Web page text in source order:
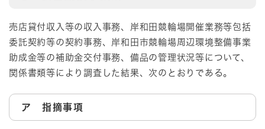
売店貸付収入等の収入事務、岸和田競輪場開催業務等包括
委託契約等の契約事務、岸和田市競輪場周辺環境整備事業
助成金等の補助金交付事務、備品の管理状況等について、
関係書類等により調査した結果、次のとおりである。
ア 指摘事項